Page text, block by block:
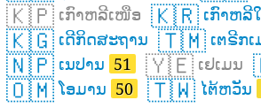
🇰🇵 ເກົາຫລີເໜືອ 🇰🇷 ເກົາຫລີ
🇰🇬 ເດີກິດສະຖານ 🇹🇲 ເຕຣີກ
🇳🇵 ເນປານ 51 🇾🇪 ເຢເມນ
🇴🇲ໂອມານ 50 🇹🇼 ໄຕ້ຫວັນ